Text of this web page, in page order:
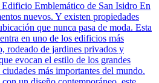
Emblemático de San Isidro En
nuevos. Y existen propiedades
que nunca pasa de moda. Esta
en uno de los edificios más
rodeado de jardines privados y
evocan el estilo de los grandes
más importantes del mundo.